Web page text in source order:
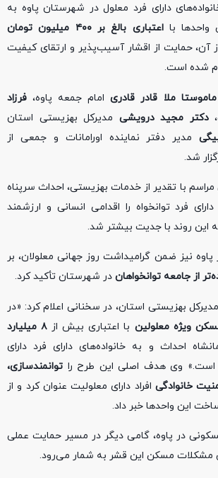
دارای فرد معلول در شهرستان پاوه به
واحدها بااعتباری بالغ بر ۴۰۰ میلیون تومان
حمایت از اقشار آسیب‌پذیر و ارتقای کیفیت
شده است.
ماموستا ملا قادر قادریامام جمعه پاوه، فرزاد
دکتر مجید درویشی مدیرکل بهزیستی استان
مدیر دفتر نماینده اورامانات و جمعی از
شد.
با تقدیر از خدمات بهزیستی، احداث سرپناه
فرد توانخواه را اقدامی انسانی و ارزشمند
این روند با جدیت بیشتر شد.
پاوه نیز ضمن گرامیداشت روز جهانی معلولان، بر
از جامعه توانخواهان در شهرستان تأکید کرد.
بهزیستی استان، در سخنانی اعلام کرد: «در
با اعتباری بیش از
۸ میلیارد
احداث و به خانواده‌های دارای فرد دارای
است.» وی هدف اصلی این طرح را توانمندسازی،
خانوادگی افراد دارای معلولیت عنوان کرد و از
این واحدها خبر داد.
در پاوه، گامی دیگر در مسیر حمایت عملی
مشکلات مسکن این قشر به شمار می‌رود.